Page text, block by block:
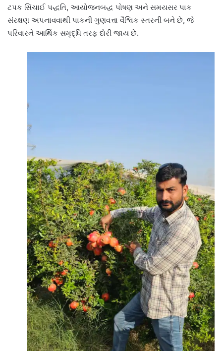
ટપક સિંચાઈ પદ્ધતિ, આયોજનબદ્ધ પોષણ અને સમયસર પાક
સંરક્ષણ અપનાવવાથી પાકની ગુણવત્તા વૈશ્વિક સ્તરની બને છે, જે
પરિવારને આર્થિક સમૃદ્ધિ તરફ દોરી જાય છે.